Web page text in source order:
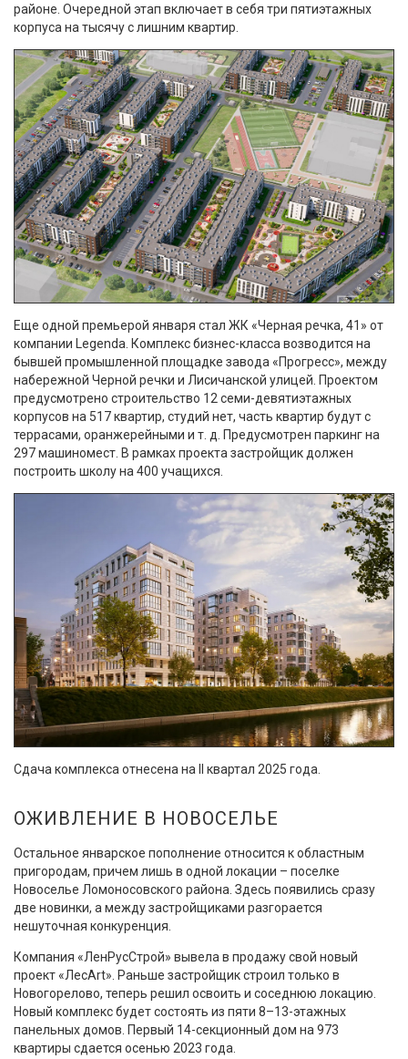
районе. Очередной этап включает в себя три пятиэтажных
корпуса на тысячу с лишним квартир.
Еще одной премьерой января стал ЖК «Черная речка, 41» от
компании Legenda. Комплекс бизнес-класса возводится на
бывшей промышленной площадке завода «Прогресс», между
набережной Черной речки и Лисичанской улицей. Проектом
предусмотрено строительство 12 семи-девятиэтажных
корпусов на 517 квартир, студий нет, часть квартир будут с
террасами, оранжерейными и т. д. Предусмотрен паркинг на
297 машиномест. В рамках проекта застройщик должен
построить школу на 400 учащихся.
Сдача комплекса отнесена на II квартал 2025 года.
ОЖИВЛЕНИЕ В НОВОСЕЛЬЕ
Остальное январское пополнение относится к областным
пригородам, причем лишь в одной локации – поселке
Новоселье Ломоносовского района. Здесь появились сразу
две новинки, а между застройщиками разгорается
нешуточная конкуренция.
Компания «ЛенРусСтрой» вывела в продажу свой новый
проект «ЛесArt». Раньше застройщик строил только в
Новогорелово, теперь решил освоить и соседнюю локацию.
Новый комплекс будет состоять из пяти 8–13-этажных
панельных домов. Первый 14-секционный дом на 973
квартиры сдается осенью 2023 года.